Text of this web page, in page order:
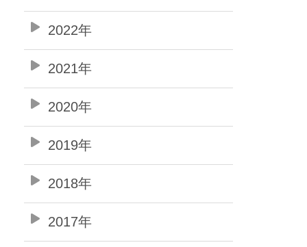
2022年
2021年
2020年
2019年
2018年
2017年